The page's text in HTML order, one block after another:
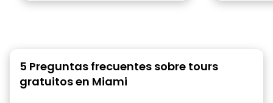
5 Preguntas frecuentes sobre tours
gratuitos en Miami